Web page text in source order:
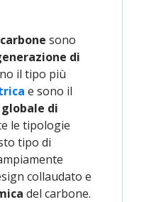
sono
di
il tipo più
e sono il
di
le tipologie
tipo di
collaudato e
del carbone.